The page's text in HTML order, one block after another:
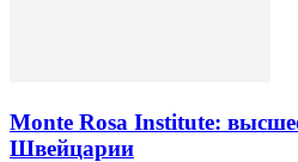
Monte Rosa Institute:
Швейцарии